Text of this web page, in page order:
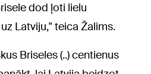
dod ļoti lielu
Latviju," teica Žalims.
Briseles (..) centienus